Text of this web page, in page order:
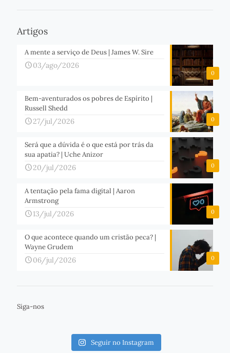
Artigos
0
A mente a serviço de Deus | James W. Sire
03/ago/2026
0
Bem-aventurados os pobres de Espírito |
Russell Shedd
27/jul/2026
0
Será que a dúvida é o que está por trás da
sua apatia? | Uche Anizor
20/jul/2026
0
A tentação pela fama digital | Aaron
Armstrong
13/jul/2026
0
O que acontece quando um cristão peca? |
Wayne Grudem
06/jul/2026
Siga-nos
Seguir no Instagram